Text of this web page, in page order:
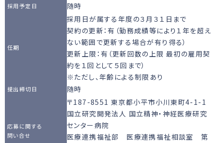
採用予定日 随時
任期
採用日が属する年度の３月３１日まで
契約の更新：有（勤務成績等により１年を超え
ない範囲で更新する場合が有り得る）
更新上限：有（更新回数の上限 最初の雇用契
約を１回として５回まで）
※ただし、年齢による制限あり
提出締切日 随時
応募に関する
問い合せ
〒187-8551 東京都小平市小川東町4-1-1
国立研究開発法人 国立精神・神経医療研究
センター病院
医療連携福祉部 医療連携福祉相談室 第